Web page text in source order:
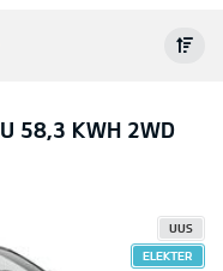
58,3 KWH 2WD
UUS
ELEKTER